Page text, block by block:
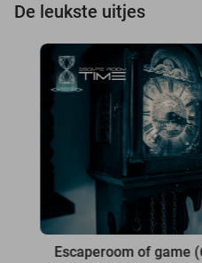
De leukste uitjes
Escaperoom of game